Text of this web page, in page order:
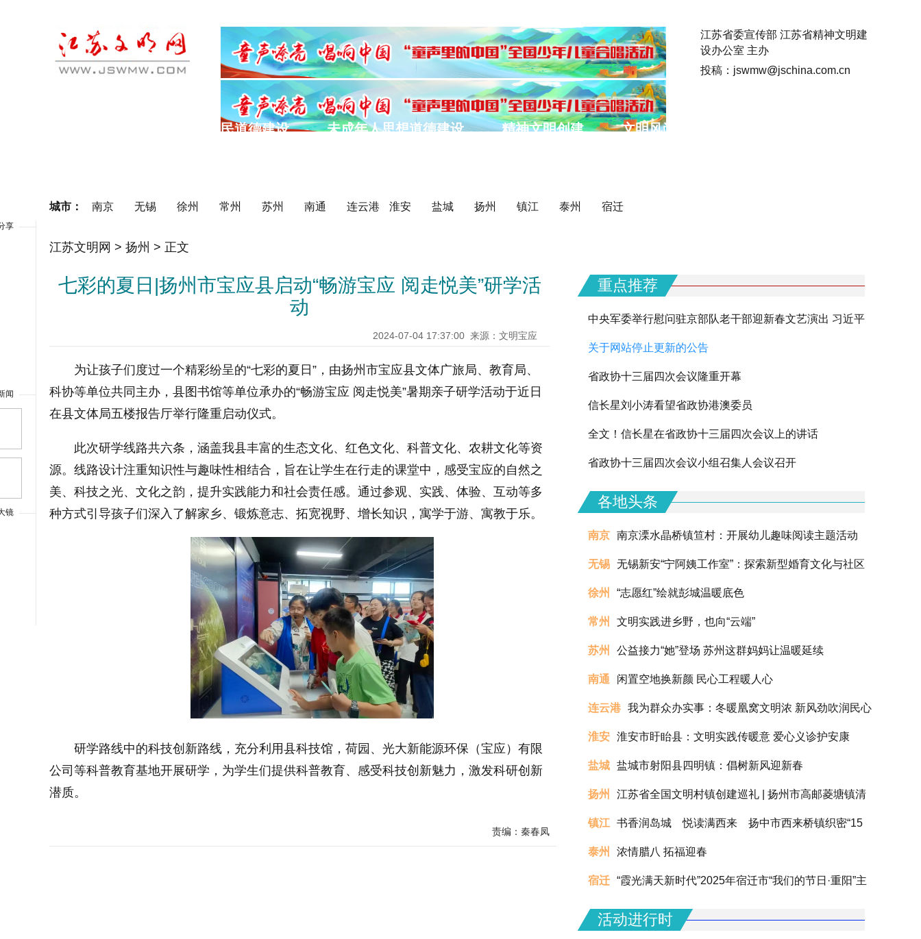
江苏省委宣传部 江苏省精神文明建
设办公室 主办
投稿：jswmw@jschina.com.cn
公民道德建设 未成年人思想道德建设 精神文明创建
文明风尚培育
城市： 南京 无锡 徐州 常州 苏州 南通 连云港 淮安 盐城 扬州 镇江 泰州 宿迁
江苏文明网 > 扬州 > 正文
七彩的夏日|扬州市宝应县启动“畅游宝应 阅走悦美”研学活
动
2024-07-04 17:37:00 来源：文明宝应
为让孩子们度过一个精彩纷呈的“七彩的夏日”，由扬州市宝应县文体广旅局、教育局、
科协等单位共同主办，县图书馆等单位承办的“畅游宝应 阅走悦美”暑期亲子研学活动于近日
在县文体局五楼报告厅举行隆重启动仪式。
此次研学线路共六条，涵盖我县丰富的生态文化、红色文化、科普文化、农耕文化等资
源。线路设计注重知识性与趣味性相结合，旨在让学生在行走的课堂中，感受宝应的自然之
美、科技之光、文化之韵，提升实践能力和社会责任感。通过参观、实践、体验、互动等多
种方式引导孩子们深入了解家乡、锻炼意志、拓宽视野、增长知识，寓学于游、寓教于乐。
研学路线中的科技创新路线，充分利用县科技馆，荷园、光大新能源环保（宝应）有限
公司等科普教育基地开展研学，为学生们提供科普教育、感受科技创新魅力，激发科研创新
潜质。
责编：秦春凤
重点推荐
中央军委举行慰问驻京部队老干部迎新春文艺演出 习近平
向全军老同志祝贺新春
关于网站停止更新的公告
省政协十三届四次会议隆重开幕
信长星刘小涛看望省政协港澳委员
全文！信长星在省政协十三届四次会议上的讲话
省政协十三届四次会议小组召集人会议召开
各地头条
南京 南京溧水晶桥镇笪村：开展幼儿趣味阅读主题活动
无锡 无锡新安“宁阿姨工作室”：探索新型婚育文化与社区
治理融合的创新实践
徐州 “志愿红”绘就彭城温暖底色
常州 文明实践进乡野，也向“云端”
苏州 公益接力“她”登场 苏州这群妈妈让温暖延续
南通 闲置空地换新颜 民心工程暖人心
连云港 我为群众办实事：冬暖凰窝文明浓 新风劲吹润民心
淮安 淮安市盱眙县：文明实践传暖意 爱心义诊护安康
盐城 盐城市射阳县四明镇：倡树新风迎新春
扬州 江苏省全国文明村镇创建巡礼 | 扬州市高邮菱塘镇清
真村
镇江 书香润岛城 悦读满西来 扬中市西来桥镇织密“15
分钟阅读圈”滋养全龄人生
泰州 浓情腊八 拓福迎春
宿迁 “霞光满天新时代”2025年宿迁市“我们的节日·重阳”主
场活动圆满举办
活动进行时
享
闻
镜